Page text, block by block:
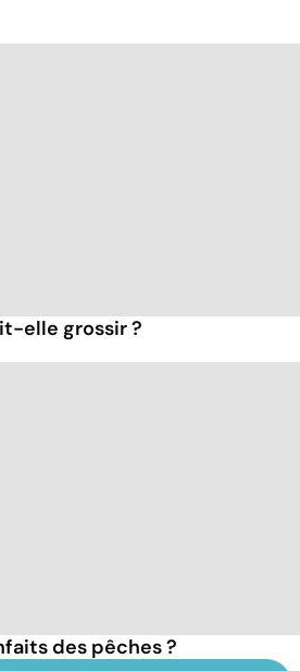
elle grossir ?
des pêches ?